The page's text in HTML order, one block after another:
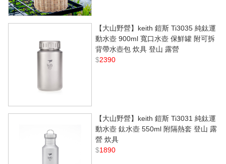
【大山野營】keith 鎧斯 Ti3035 純鈦運
動水壺 900ml 寬口水壺 保鮮罐 附可拆
背帶水壺包 炊具 登山 露營
$2390
【大山野營】keith 鎧斯 Ti3031 純鈦運
動水壺 鈦水壺 550ml 附隔熱套 登山 露
營 炊具
$1890